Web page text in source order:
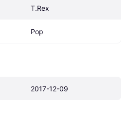
T.Rex
Pop
2017-12-09